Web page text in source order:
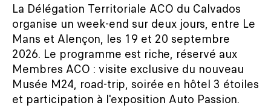
La Délégation Territoriale ACO du Calvados
organise un week-end sur deux jours, entre Le
Mans et Alençon, les 19 et 20 septembre
2026. Le programme est riche, réservé aux
Membres ACO : visite exclusive du nouveau
Musée M24, road-trip, soirée en hôtel 3 étoiles
et participation à l'exposition Auto Passion.